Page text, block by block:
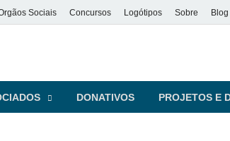
Sociais Concursos Logótipos Sobre Blog
Braga Ciclável
DONATIVOS PROJETOS E